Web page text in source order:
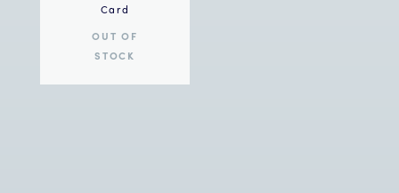
Card
OUT OF
STOCK